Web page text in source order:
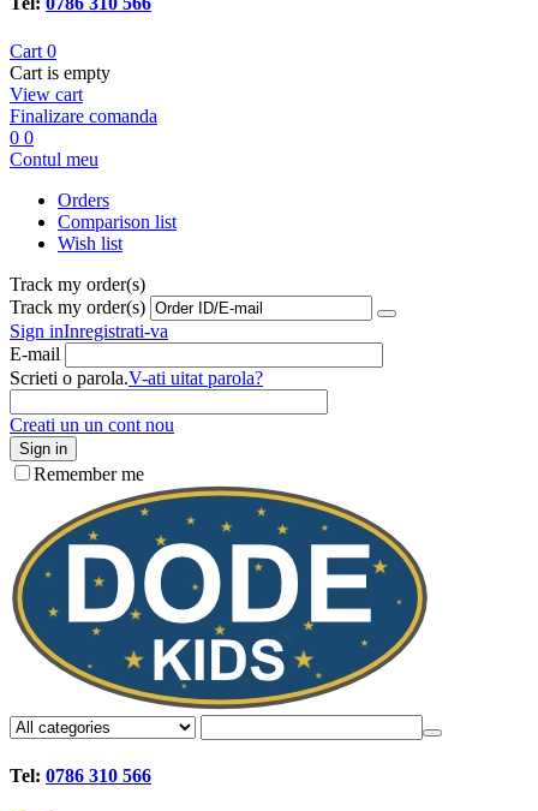
Cart 0
Cart is empty
View cart
Finalizare comanda
0 0
Contul meu
Orders
Comparison list
Wish list
Track my order(s)
Track my order(s)
Sign inInregistrati-va
E-mail
Scrieti o parola.V-ati uitat parola?
Creati un un cont nou
Sign in
Remember me
Tel: 0786 310 566